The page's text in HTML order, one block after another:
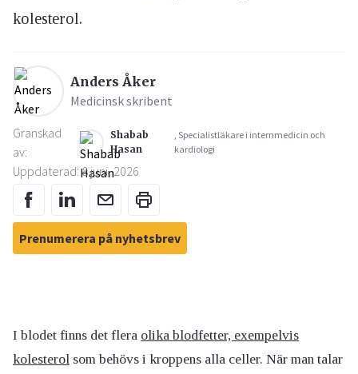
kolesterol.
Anders Åker
Medicinsk skribent
Granskad
av:
Shabab
Hasan
, Specialistläkare i internmedicin och
kardiologi
Uppdaterad: 8 juni, 2026
Prenumerera på nyhetsbrev
I blodet finns det flera olika blodfetter, exempelvis
kolesterol som behövs i kroppens alla celler. När man talar